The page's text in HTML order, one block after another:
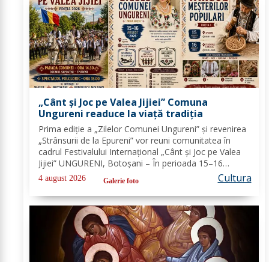
„Cânt și Joc pe Valea Jijiei” Comuna
Ungureni readuce la viață tradiția
Prima ediție a „Zilelor Comunei Ungureni” și revenirea
„Strânsurii de la Epureni” vor reuni comunitatea în
cadrul Festivalului Internațional „Cânt și Joc pe Valea
Jijiei” UNGURENI, Botoșani – În perioada 15–16
august 2026, comuna Ungureni va găzdui unul dintre
cele mai ample evenimente culturale...
4 august 2026 Galerie foto Cultura